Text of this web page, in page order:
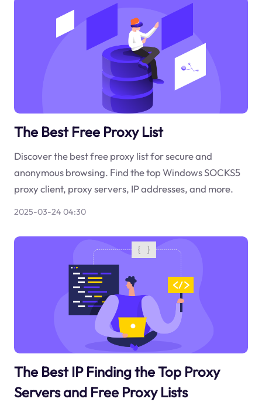
The Best Free Proxy List
Discover the best free proxy list for secure and
anonymous browsing. Find the top Windows SOCKS5
proxy client, proxy servers, IP addresses, and more.
2025-03-24 04:30
The Best IP Finding the Top Proxy
Servers and Free Proxy Lists